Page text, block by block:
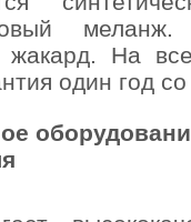
жакард. На
один год